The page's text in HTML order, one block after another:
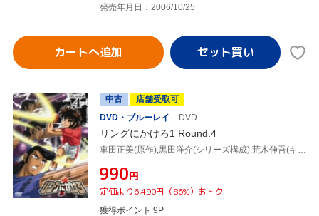
発売年月日：2006/10/25
カートへ追加
中古
店舗受取可
DVD・ブルーレイ
DVD
リングにかけろ1 Round.4
車田正美(原作),黒田洋介(シリーズ構成),荒木伸吾(キャラクターデザイン),高嶺竜児:森田成一,高嶺菊:田中理恵,剣崎順:置鮎龍太郎,香取石松:草尾毅,志那虎一城:石川英郎
¥990円
定価より6,490円（86%）おトク
獲得ポイント 9P